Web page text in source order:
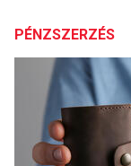
PÉNZSZERZÉS